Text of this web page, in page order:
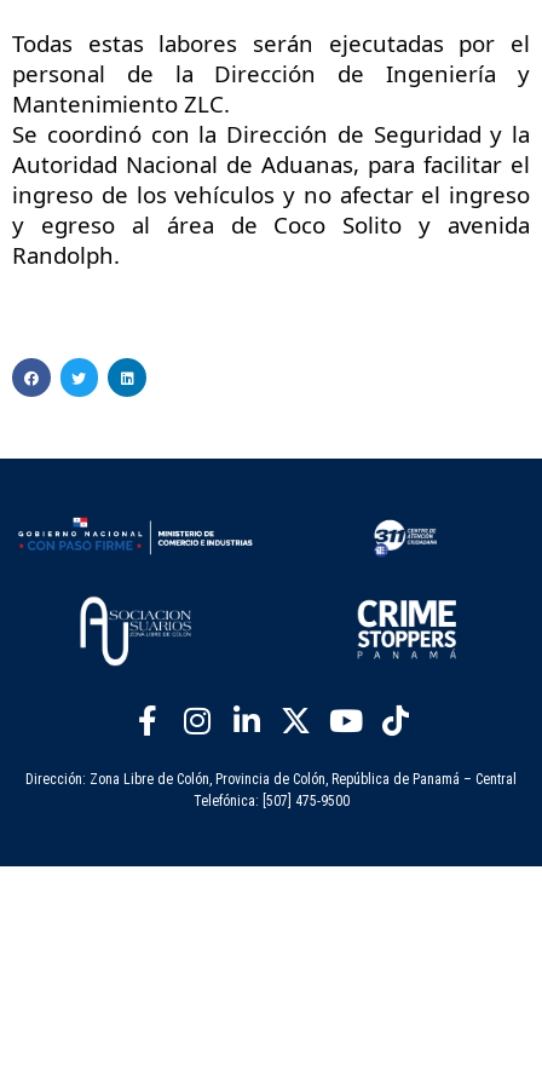
Todas estas labores serán ejecutadas por el
personal de la Dirección de Ingeniería y
Mantenimiento ZLC.
Se coordinó con la Dirección de Seguridad y la
Autoridad Nacional de Aduanas, para facilitar el
ingreso de los vehículos y no afectar el ingreso
y egreso al área de Coco Solito y avenida
Randolph.
Dirección: Zona Libre de Colón, Provincia de Colón, República de Panamá – Central
Telefónica: [507] 475-9500